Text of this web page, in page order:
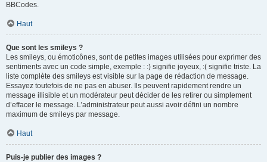
BBCodes.
Haut
Que sont les smileys ?
Les smileys, ou émoticônes, sont de petites images utilisées pour exprimer des
sentiments avec un code simple, exemple : :) signifie joyeux, :( signifie triste. La
liste complète des smileys est visible sur la page de rédaction de message.
Essayez toutefois de ne pas en abuser. Ils peuvent rapidement rendre un
message illisible et un modérateur peut décider de les retirer ou simplement
d’effacer le message. L’administrateur peut aussi avoir défini un nombre
maximum de smileys par message.
Haut
Puis-je publier des images ?